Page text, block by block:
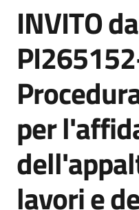
strumenti
Supporto
Piattaforme
telematiche
Salta al contenuto
INVITO
per
lavori e